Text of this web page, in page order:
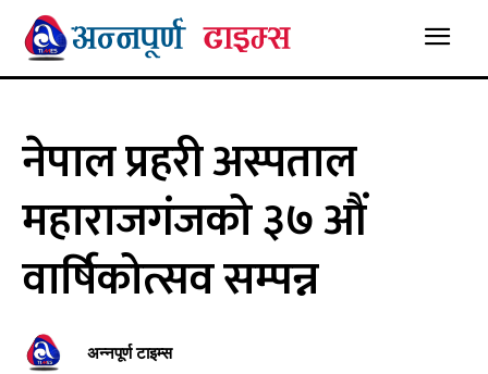
नेपाल प्रहरी अस्पताल
महाराजगंजको ३७ औं
वार्षिकोत्सव सम्पन्न
अन्नपूर्ण टाइम्स